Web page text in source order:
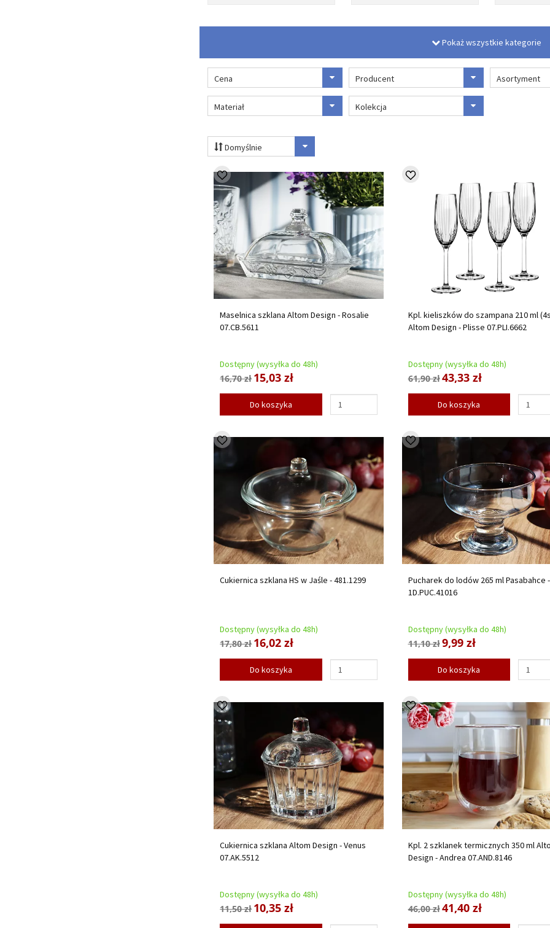
Pokaż wszystkie kategorie
Cena Producent Asortyment
Materiał Kolekcja
Domyślnie
Maselnica szklana Altom Design - Rosalie
07.CB.5611
Dostępny (wysyłka do 48h)
16,70 zł15,03 zł
Do koszyka
Kpl. kieliszków do szampana 210 ml
Altom Design - Plisse 07.PLI.6662
Dostępny (wysyłka do 48h)
61,90 zł43,33 zł
Do koszyka
Cukiernica szklana HS w Jaśle - 481.1299
Dostępny (wysyłka do 48h)
17,80 zł16,02 zł
Do koszyka
Pucharek do lodów 265 ml Pasabahce
1D.PUC.41016
Dostępny (wysyłka do 48h)
11,10 zł9,99 zł
Do koszyka
Cukiernica szklana Altom Design - Venus
07.AK.5512
Dostępny (wysyłka do 48h)
11,50 zł10,35 zł
Kpl. 2 szklanek termicznych 350 ml
Design - Andrea 07.AND.8146
Dostępny (wysyłka do 48h)
46,00 zł41,40 zł